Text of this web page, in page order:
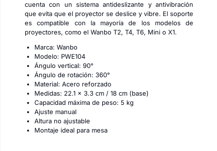
cuenta con un sistema antideslizante y antivibración
que evita que el proyector se deslice y vibre. El soporte
es compatible con la mayoría de los modelos de
proyectores, como el Wanbo T2, T4, T6, Mini o X1.
Marca: Wanbo
Modelo: PWE104
Ángulo vertical: 90°
Ángulo de rotación: 360°
Material: Acero reforzado
Medidas: 22.1 x 3.3 cm / 18 cm (base)
Capacidad máxima de peso: 5 kg
Ajuste manual
Altura no ajustable
Montaje ideal para mesa